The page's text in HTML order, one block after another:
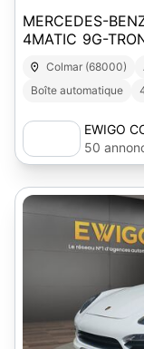
MERCEDES-
4MATIC 9G-
Garantie 6 mois
Colmar (68000)
Boîte automatique
EWIGO
50